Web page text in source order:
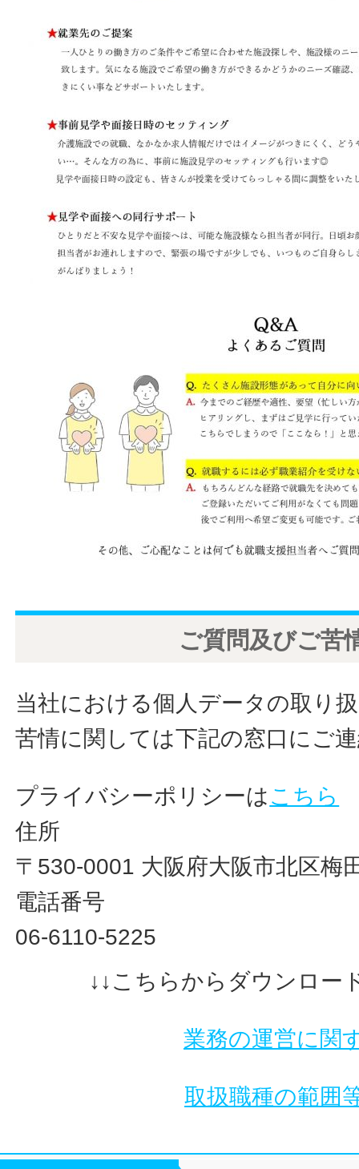
ご質問及びご苦
当社における個人データの取り
苦情に関しては下記の窓口にご
プライバシーポリシーはこちら
住所
〒530-0001 大阪府大阪市北区梅
電話番号
06-6110-5225
↓↓こちらからダウンロー
業務の運営に関
取扱職種の範囲